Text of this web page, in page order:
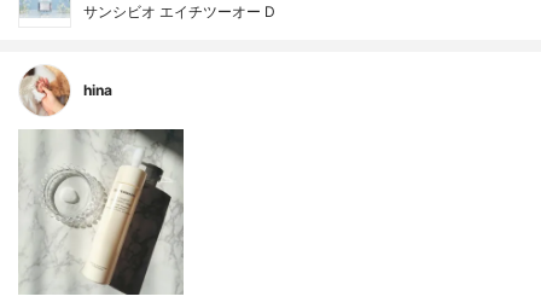
サンシビオ エイチツーオー D
hina